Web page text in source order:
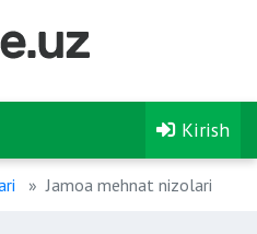
Kirish
Jamoa mehnat nizolari